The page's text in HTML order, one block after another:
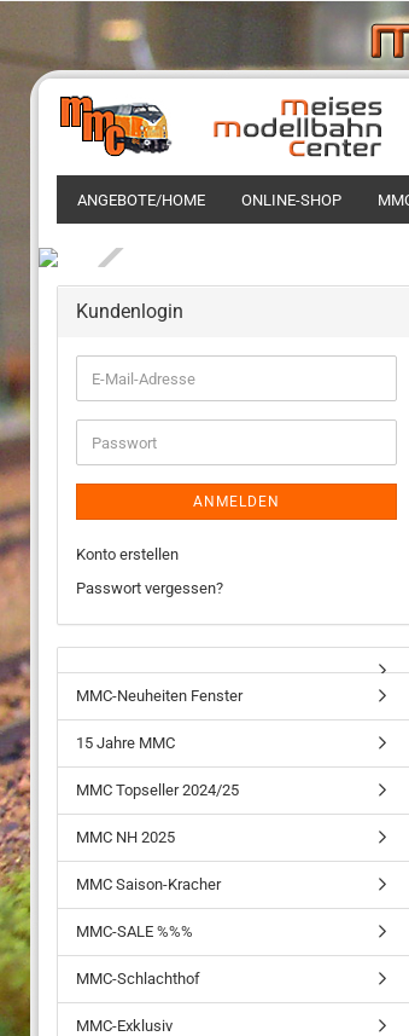
ANGEBOTE/HOME ONLINE-SHOP
Kundenlogin
ANMELDEN
Konto erstellen
Passwort vergessen?
MMC-Neuheiten Fenster
15 Jahre MMC
MMC Topseller 2024/25
MMC NH 2025
MMC Saison-Kracher
MMC-SALE %%%
MMC-Schlachthof
MMC-Exklusiv